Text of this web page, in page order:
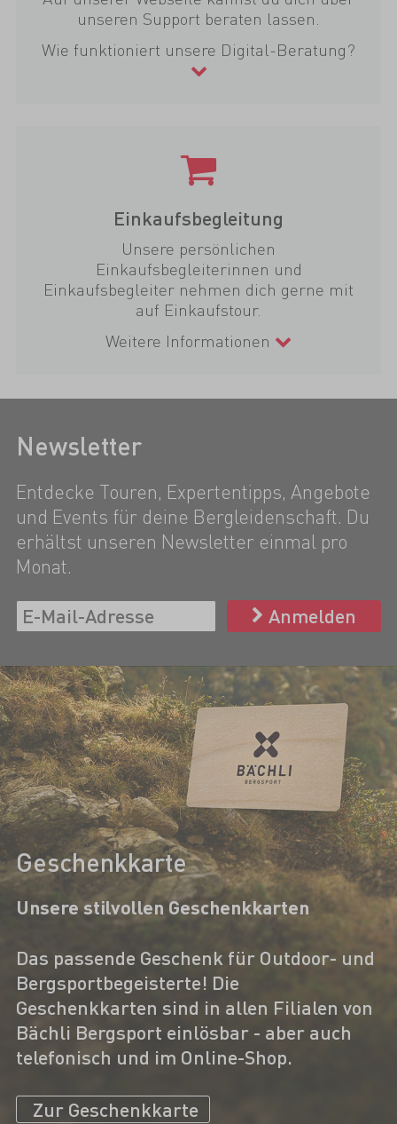
unseren Support beraten lassen.
Wie funktioniert unsere Digital-Beratung?
Einkaufsbegleitung
Unsere persönlichen
Einkaufsbegleiterinnen und
Einkaufsbegleiter nehmen dich gerne mit
auf Einkaufstour.
Weitere Informationen
Newsletter
Entdecke Touren, Expertentipps, Angebote
und Events für deine Bergleidenschaft. Du
erhältst unseren Newsletter einmal pro
Monat.
Anmelden
Geschenkkarte
Unsere stilvollen Geschenkkarten
Das passende Geschenk für Outdoor- und
Bergsportbegeisterte! Die
Geschenkkarten sind in allen Filialen von
Bächli Bergsport einlösbar - aber auch
telefonisch und im Online-Shop.
Zur Geschenkkarte